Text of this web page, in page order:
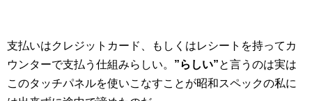
支払いはクレジットカード、もしくはレシートを持ってカ
ウンターで支払う仕組みらしい。 ”らしい”と言うのは実は
このタッチパネルを使いこなすことが昭和スペックの私に